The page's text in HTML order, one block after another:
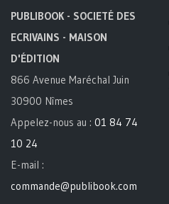
PUBLIBOOK - SOCIETÉ DES
ECRIVAINS - MAISON
D'ÉDITION
866 Avenue Maréchal Juin
30900 Nîmes
Appelez-nous au : 01 84 74
10 24
E-mail :
commande@publibook.com